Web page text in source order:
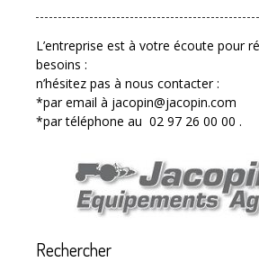
L’entreprise est à votre écoute pour
besoins :
n’hésitez pas à nous contacter :
*par email à jacopin@jacopin.com
*par téléphone au 02 97 26 00 00 .
Rechercher